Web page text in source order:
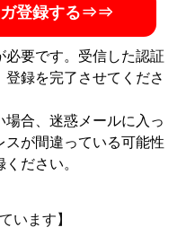
ガ登録する⇒⇒
要です。受信した認証
登録を完了させてくださ
合、迷惑メールに入っ
が間違っている可能性
ださい。
います】